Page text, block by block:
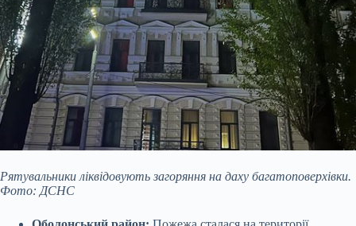
Рятувальники ліквідовують загоряння на даху багатоповерхівки.
Фото: ДСНС